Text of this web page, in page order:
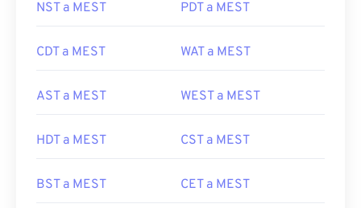
NST a MEST PDT a MEST
CDT a MEST WAT a MEST
AST a MEST WEST a MEST
HDT a MEST CST a MEST
BST a MEST CET a MEST